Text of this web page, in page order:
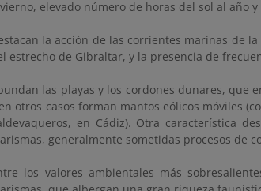
elevado número de horas del sol al año
la acción de las corrientes marinas de
estrecho de Gibraltar, y la presencia de
las playas y los cordones dunares, que
otros casos forman mantos eólicos móviles
en Cádiz). Otra característica
generalmente sometidas procesos de
los valores ambientales más